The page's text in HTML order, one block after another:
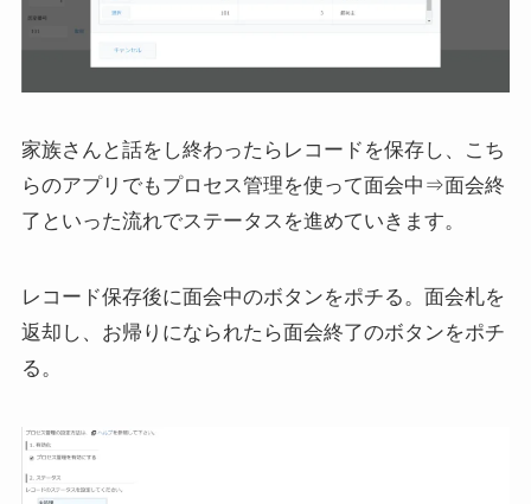
家族さんと話をし終わったらレコードを保存し、こち
らのアプリでもプロセス管理を使って面会中⇒面会終
了といった流れでステータスを進めていきます。
レコード保存後に面会中のボタンをポチる。面会札を
返却し、お帰りになられたら面会終了のボタンをポチ
る。